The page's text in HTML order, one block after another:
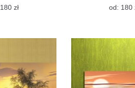
180 złTen
wiele
można
wybrać
od: 180